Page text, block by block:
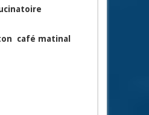
café matinal